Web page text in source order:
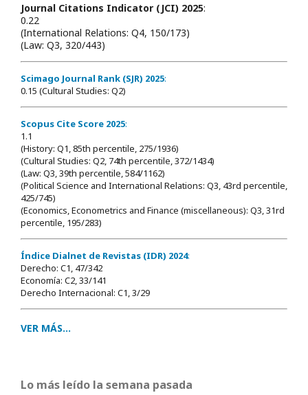
Journal Citations Indicator (JCI) 2025:
0.22
(International Relations: Q4, 150/173)
(Law: Q3, 320/443)
Scimago Journal Rank (SJR) 2025:
0.15 (Cultural Studies: Q2)
Scopus Cite Score 2025:
1.1
(History: Q1, 85th percentile, 275/1936)
(Cultural Studies: Q2, 74th percentile, 372/1434)
(Law: Q3, 39th percentile, 584/1162)
(Political Science and International Relations: Q3, 43rd percentile,
425/745)
(Economics, Econometrics and Finance (miscellaneous): Q3, 31rd
percentile, 195/283)
Índice Dialnet de Revistas (IDR) 2024:
Derecho: C1, 47/342
Economía: C2, 33/141
Derecho Internacional: C1, 3/29
VER MÁS...
Lo más leído la semana pasada